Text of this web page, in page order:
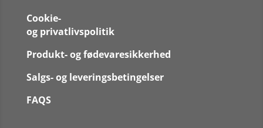
Cookie-
og privatlivspolitik
Produkt- og fødevaresikkerhed
Salgs- og leveringsbetingelser
FAQS